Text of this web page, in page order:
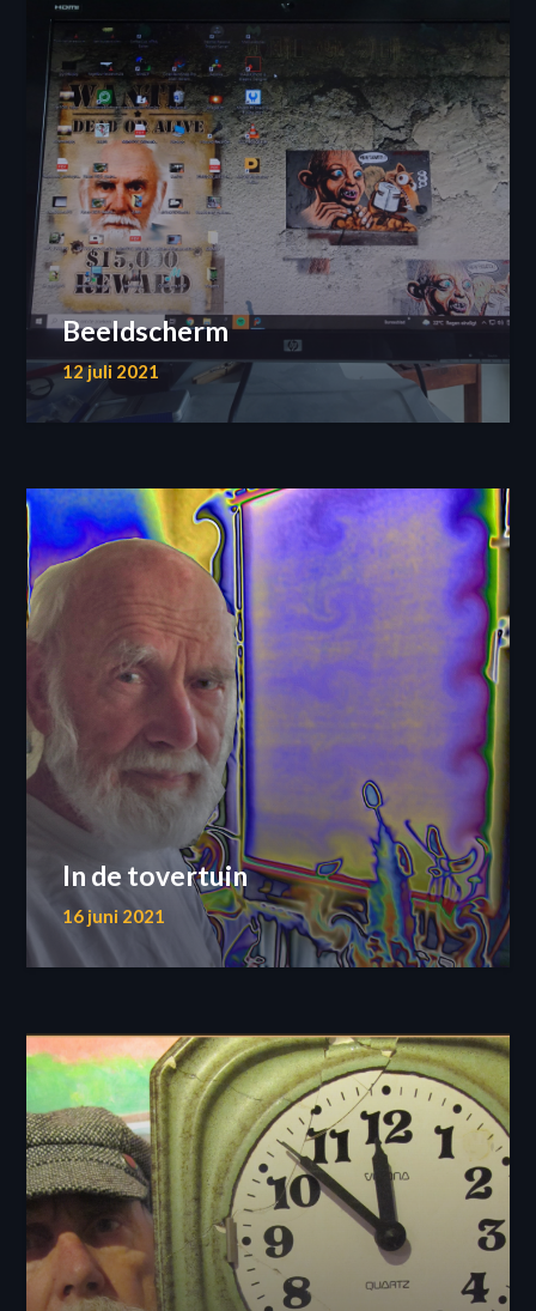
Beeldscherm
12 juli 2021
In de tovertuin
16 juni 2021